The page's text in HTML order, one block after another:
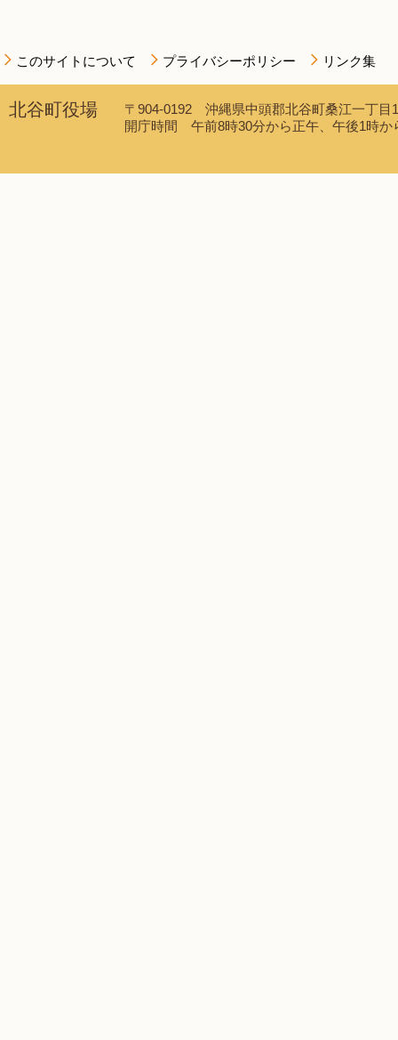
このサイトについて プライバシーポリシー リンク集
北谷町役場
〒904-0192 沖縄県中頭郡北谷町桑江一丁
開庁時間 午前8時30分から正午、午後1時か